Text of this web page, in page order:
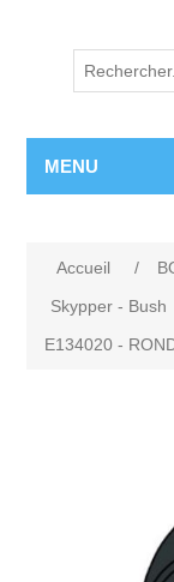
MENU
Accueil /
Skypper - Bush
E134020 -